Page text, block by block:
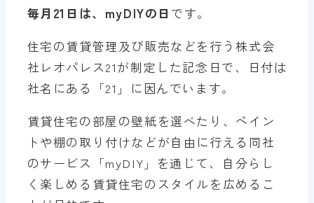
毎月21日は、myDIYの日 です。
住宅の賃貸管理及び販売などを行う株式会
社レオパレス21が制定した記念日で、日付は
社名にある「21」に因んでいます。
賃貸住宅の部屋の壁紙を選べたり、ペイン
トや棚の取り付けなどが自由に行える同社
のサービス「myDIY」を通じて、自分らし
く楽しめる賃貸住宅のスタイルを広めるこ